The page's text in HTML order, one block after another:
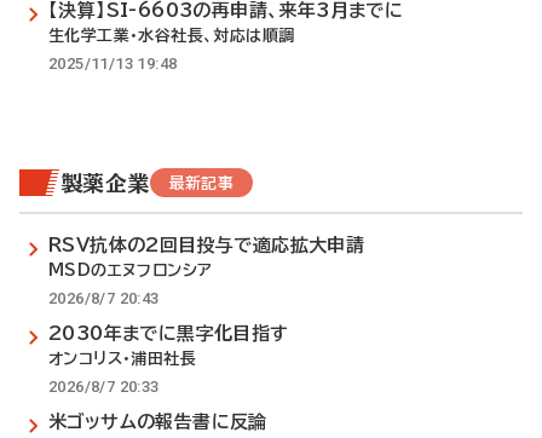
【決算】SI-6603の再申請、来年3月までに
生化学工業・水谷社長、対応は順調
2025/11/13 19:48
製薬企業 最新記事
RSV抗体の2回目投与で適応拡大申請
MSDのエヌフロンシア
2026/8/7 20:43
2030年までに黒字化目指す
オンコリス・浦田社長
2026/8/7 20:33
米ゴッサムの報告書に反論